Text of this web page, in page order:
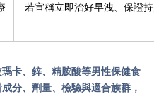
若宣稱立即治好早洩、保證持
卡、鋅、精胺酸等男性保健食
分、劑量、檢驗與適合族群，